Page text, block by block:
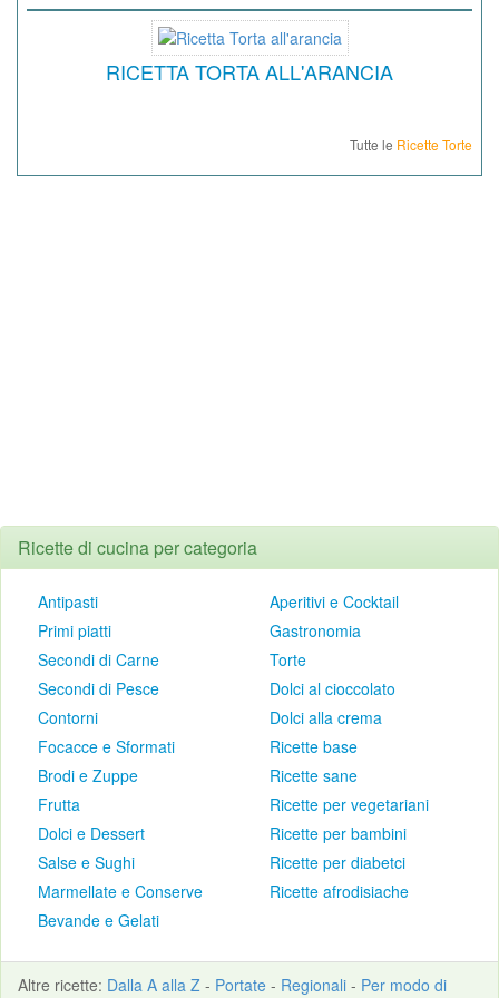
RICETTA TORTA ALL'ARANCIA
Tutte le Ricette Torte
Ricette di cucina per categoria
Antipasti
Primi piatti
Secondi di Carne
Secondi di Pesce
Contorni
Focacce e Sformati
Brodi e Zuppe
Frutta
Dolci e Dessert
Salse e Sughi
Marmellate e Conserve
Bevande e Gelati
Aperitivi e Cocktail
Gastronomia
Torte
Dolci al cioccolato
Dolci alla crema
Ricette base
Ricette sane
Ricette per vegetariani
Ricette per bambini
Ricette per diabetci
Ricette afrodisiache
Altre ricette: Dalla A alla Z - Portate - Regionali - Per modo di